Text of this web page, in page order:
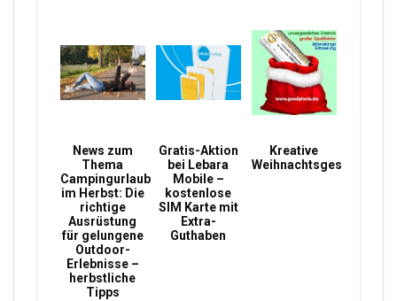
News zum
Thema
Campingurlaub
im Herbst: Die
richtige
Ausrüstung
für gelungene
Outdoor-
Erlebnisse –
herbstliche
Tipps
Gratis-Aktion
bei Lebara
Mobile –
kostenlose
SIM Karte mit
Extra-
Guthaben
Kreative
Weihnachtsgeschenke